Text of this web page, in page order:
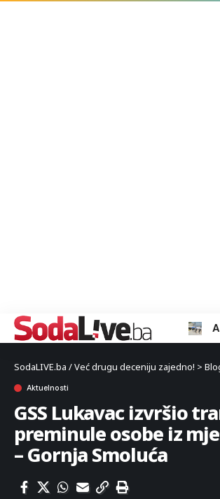
SodaLIVE.ba / Već drugu deceniju zajedno! >
Aktuelnosti
GSS Lukavac izvršio
preminule osobe iz
– Gornja Smoluća